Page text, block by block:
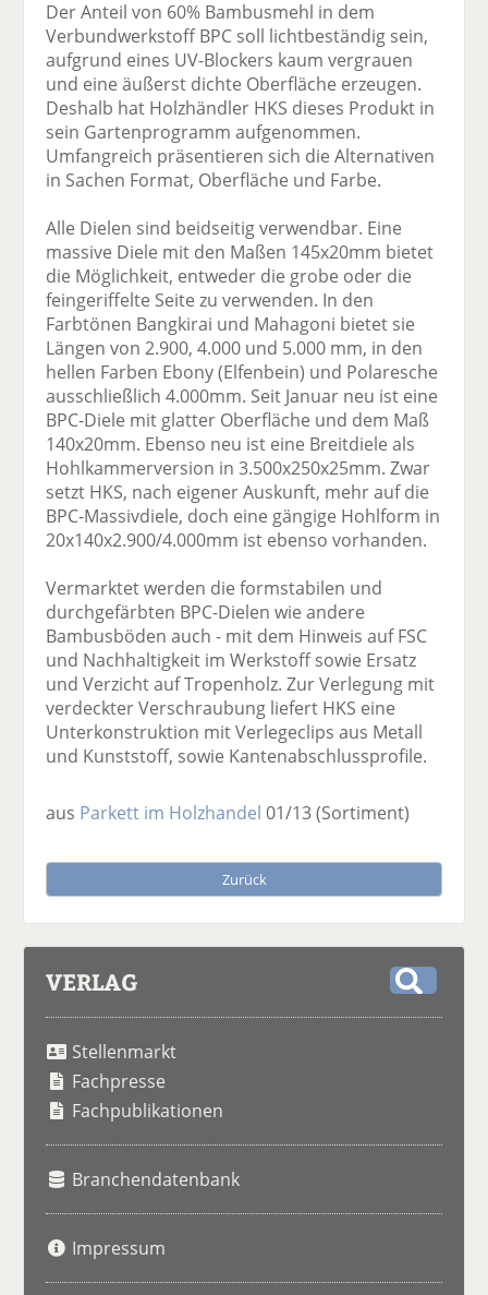
Der Anteil von 60% Bambusmehl in dem
Verbundwerkstoff BPC soll lichtbeständig sein,
aufgrund eines UV-Blockers kaum vergrauen
und eine äußerst dichte Oberfläche erzeugen.
Deshalb hat Holzhändler HKS dieses Produkt in
sein Gartenprogramm aufgenommen.
Umfangreich präsentieren sich die Alternativen
in Sachen Format, Oberfläche und Farbe.
Alle Dielen sind beidseitig verwendbar. Eine
massive Diele mit den Maßen 145x20mm bietet
die Möglichkeit, entweder die grobe oder die
feingeriffelte Seite zu verwenden. In den
Farbtönen Bangkirai und Mahagoni bietet sie
Längen von 2.900, 4.000 und 5.000 mm, in den
hellen Farben Ebony (Elfenbein) und Polaresche
ausschließlich 4.000mm. Seit Januar neu ist eine
BPC-Diele mit glatter Oberfläche und dem Maß
140x20mm. Ebenso neu ist eine Breitdiele als
Hohlkammerversion in 3.500x250x25mm. Zwar
setzt HKS, nach eigener Auskunft, mehr auf die
BPC-Massivdiele, doch eine gängige Hohlform in
20x140x2.900/4.000mm ist ebenso vorhanden.
Vermarktet werden die formstabilen und
durchgefärbten BPC-Dielen wie andere
Bambusböden auch - mit dem Hinweis auf FSC
und Nachhaltigkeit im Werkstoff sowie Ersatz
und Verzicht auf Tropenholz. Zur Verlegung mit
verdeckter Verschraubung liefert HKS eine
Unterkonstruktion mit Verlegeclips aus Metall
und Kunststoff, sowie Kantenabschlussprofile.
aus Parkett im Holzhandel 01/13(Sortiment)
Zurück
VERLAG
Stellenmarkt
Fachpresse
Fachpublikationen
Branchendatenbank
Impressum